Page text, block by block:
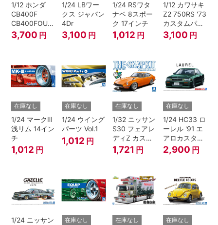
1/12 ホンダ
CB400F
CB400FOUR
'74
3,700 円
1/24 LBワー
クス ジャパン
4Dr
3,100 円
1/24 RSワタ
ナベ 8スポー
ク 17インチ
1,012 円
1/12 カワサキ
Z2 750RS '73
カスタムパー
ツ付き
3,100 円
在庫なし
1/24 マークⅢ
浅リム 14イン
チ
1,012 円
在庫なし
1/24 ウイング
パーツ Vol.1
1,012 円
在庫なし
1/32 ニッサン
S30 フェアレ
ディZ カスタ
ムホイール(オ
レンジ)
1,721 円
在庫なし
1/24 HC33 ロ
ーレル '91 エ
アロカスタム
（ニッサン）
2,900 円
1/24 ニッサン
在庫なし 在庫なし 在庫なし